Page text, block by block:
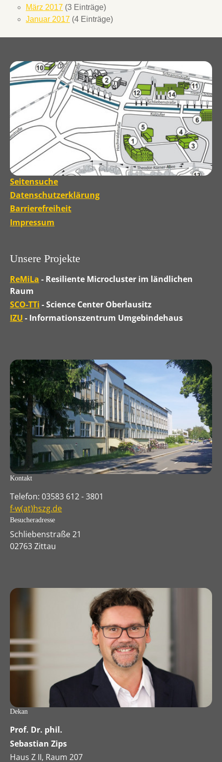
März 2017 (3 Einträge)
Januar 2017 (4 Einträge)
Seitensuche
Datenschutzerklärung
Barrierefreiheit
Impressum
Unsere Projekte
ReMiLa - Resiliente Microcluster im ländlichen
Raum
SCO-TTi - Science Center Oberlausitz
IZU - Informationszentrum Umgebindehaus
Kontakt
Telefon: 03583 612 - 3801
f-w(at)hszg.de
Besucheradresse
Schliebenstraße 21
02763 Zittau
Dekan
Prof. Dr. phil.
Sebastian Zips
Haus Z II, Raum 207